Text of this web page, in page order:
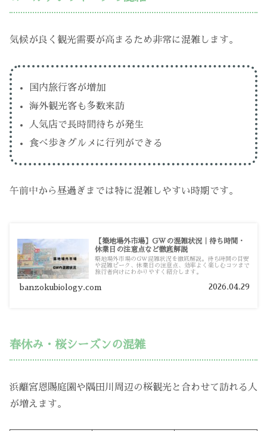
気候が良く観光需要が高まるため非常に混雑します。
国内旅行客が増加
海外観光客も多数来訪
人気店で長時間待ちが発生
食べ歩きグルメに行列ができる
午前中から昼過ぎまでは特に混雑しやすい時期です。
【築地場外市場】GWの混雑状況｜待ち時間・
休業日の注意点など徹底解説
築地場外市場のGW混雑状況を徹底解説。待ち時間の目安
や混雑ピーク、休業日の注意点、効率よく楽しむコツまで
旅行者向けにわかりやすく紹介します。
banzokubiology.com 2026.04.29
春休み・桜シーズンの混雑
浜離宮恩賜庭園や隅田川周辺の桜観光と合わせて訪れる人
が増えます。